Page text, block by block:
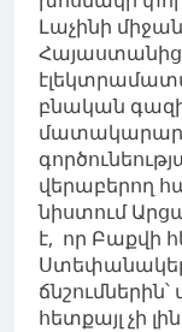
Լաչինի
բնական
վերաբերող
նիստում
է, որ Բաքվի
հետքայլ չի